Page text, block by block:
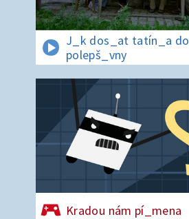
J_k dos_at tatín_a do
polepš_vny
Kradou nám pí_mena